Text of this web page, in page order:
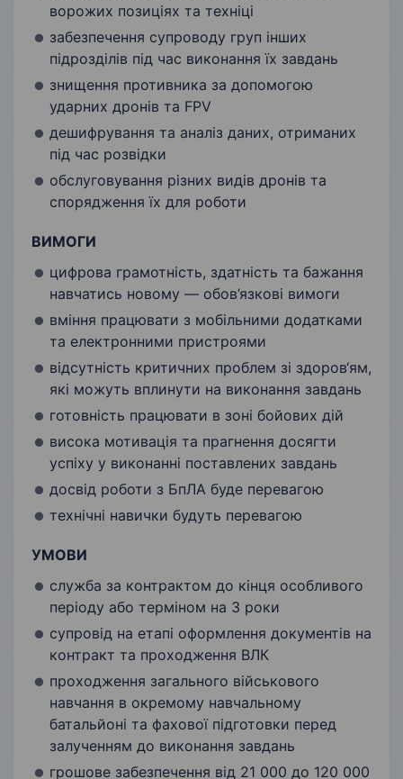
ворожих позиціях та техніці
забезпечення супроводу груп інших
підрозділів під час виконання їх завдань
знищення противника за допомогою
ударних дронів та FPV
дешифрування та аналіз даних, отриманих
під час розвідки
обслуговування різних видів дронів та
спорядження їх для роботи
ВИМОГИ
цифрова грамотність, здатність та бажання
навчатись новому — обов’язкові вимоги
вміння працювати з мобільними додатками
та електронними пристроями
відсутність критичних проблем зі здоров‘ям,
які можуть вплинути на виконання завдань
готовність працювати в зоні бойових дій
висока мотивація та прагнення досягти
успіху у виконанні поставлених завдань
досвід роботи з БпЛА буде перевагою
технічні навички будуть перевагою
УМОВИ
служба за контрактом до кінця особливого
періоду або терміном на 3 роки
супровід на етапі оформлення документів на
контракт та проходження ВЛК
проходження загального військового
навчання в окремому навчальному
батальйоні та фахової підготовки перед
залученням до виконання завдань
грошове забезпечення від 21 000 до 120 000